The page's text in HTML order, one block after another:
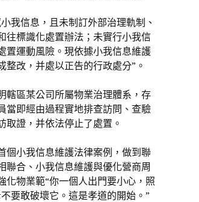
我信息，且未制訂外部治理軌制、
往標識化處置辦法；未實行小我信
置運動風險。現依據小我信息維護
改，并處以正告的行政處分”。
轄區某公司所屬物業治理體系，存
當即經由過程實地排查訪問、查驗
取證，并依法停止了處置。
個小我信息維護法律案例，做到聯
聯合、小我信息維護與優化營商周
化物業範“你一個人出門要小心，照
要敢破壞它。這是孝道的開始。”